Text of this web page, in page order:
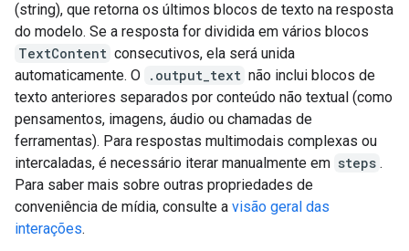
(string), que retorna os últimos blocos de texto na resposta
do modelo. Se a resposta for dividida em vários blocos
TextContent consecutivos, ela será unida
automaticamente. O .output_text não inclui blocos de
texto anteriores separados por conteúdo não textual (como
pensamentos, imagens, áudio ou chamadas de
ferramentas). Para respostas multimodais complexas ou
intercaladas, é necessário iterar manualmente em steps .
Para saber mais sobre outras propriedades de
conveniência de mídia, consulte a visão geral das
interações.